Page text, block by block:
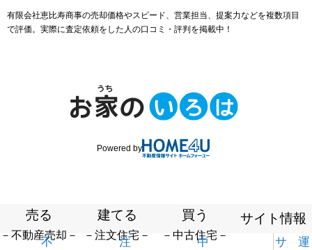
有限会社恵比寿商事の売却価格やスピード、営業担当、提案力などを複数項目
で評価。実際に査定依頼をした人の口コミ・評判を掲載中！
Powered by
売る
－不動産売却－
不
建てる
－注文住宅－
注
買う
－中古住宅－
中
サイト情報
サ
運